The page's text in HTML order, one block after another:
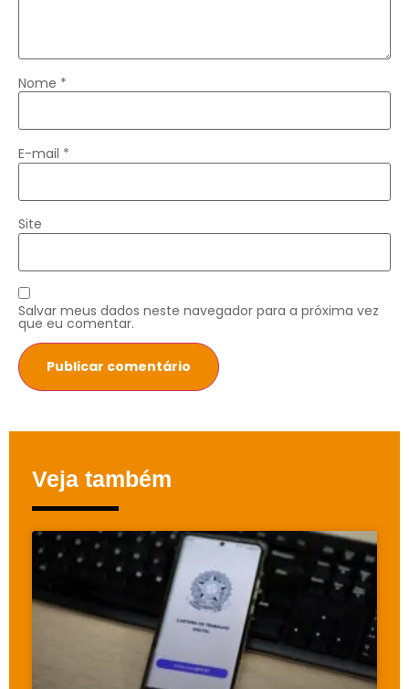
Nome *
E-mail *
Site
Salvar meus dados neste navegador para a próxima vez
que eu comentar.
Veja também